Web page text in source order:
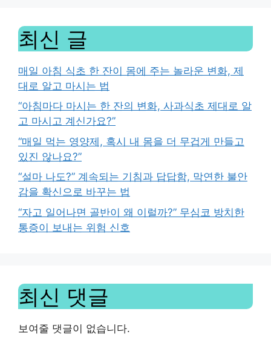
최신 글
매일 아침 식초 한 잔이 몸에 주는 놀라운 변화, 제
대로 알고 마시는 법
“아침마다 마시는 한 잔의 변화, 사과식초 제대로 알
고 마시고 계신가요?”
“매일 먹는 영양제, 혹시 내 몸을 더 무겁게 만들고
있진 않나요?”
“설마 나도?” 계속되는 기침과 답답함, 막연한 불안
감을 확신으로 바꾸는 법
“자고 일어나면 골반이 왜 이럴까?” 무심코 방치한
통증이 보내는 위험 신호
최신 댓글
보여줄 댓글이 없습니다.